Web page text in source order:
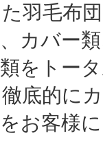
羽毛布
カバー
をトー
底的に
お客様